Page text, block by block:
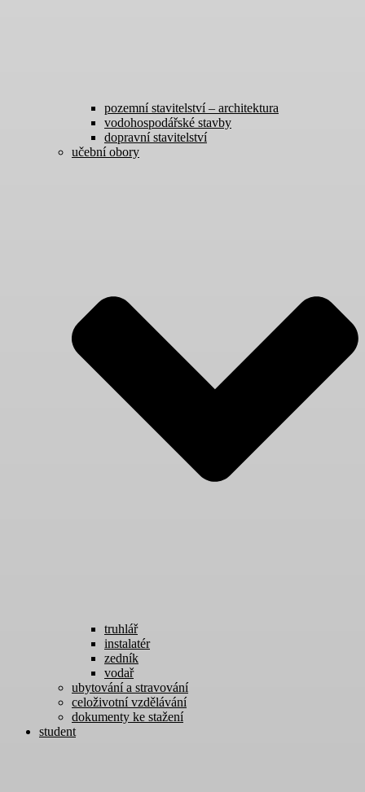
pozemní stavitelství – architektura
vodohospodářské stavby
dopravní stavitelství
učební obory
truhlář
instalatér
zedník
vodař
ubytování a stravování
celoživotní vzdělávání
dokumenty ke stažení
student